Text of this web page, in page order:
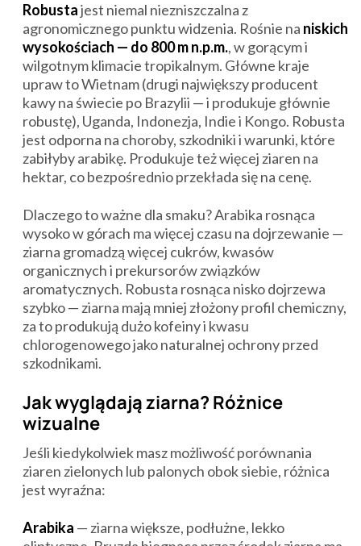
Robustajest niemal niezniszczalna z
agronomicznego punktu widzenia. Rośnie na niskich
wysokościach — do 800 m n.p.m., w gorącym i
wilgotnym klimacie tropikalnym. Główne kraje
upraw to Wietnam (drugi największy producent
kawy na świecie po Brazylii — i produkuje głównie
robustę), Uganda, Indonezja, Indie i Kongo. Robusta
jest odporna na choroby, szkodniki i warunki, które
zabiłyby arabikę. Produkuje też więcej ziaren na
hektar, co bezpośrednio przekłada się na cenę.
Dlaczego to ważne dla smaku? Arabika rosnąca
wysoko w górach ma więcej czasu na dojrzewanie —
ziarna gromadzą więcej cukrów, kwasów
organicznych i prekursorów związków
aromatycznych. Robusta rosnąca nisko dojrzewa
szybko — ziarna mają mniej złożony profil chemiczny,
za to produkują dużo kofeiny i kwasu
chlorogenowego jako naturalnej ochrony przed
szkodnikami.
Jak wyglądają ziarna? Różnice
wizualne
Jeśli kiedykolwiek masz możliwość porównania
ziaren zielonych lub palonych obok siebie, różnica
jest wyraźna:
Arabika — ziarna większe, podłużne, lekko